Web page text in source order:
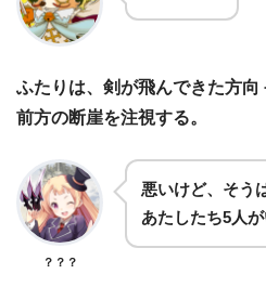
ふたりは、剣が飛んできた方向
前方の断崖を注視する。
？？？
悪いけど、そう
あたしたち5人が